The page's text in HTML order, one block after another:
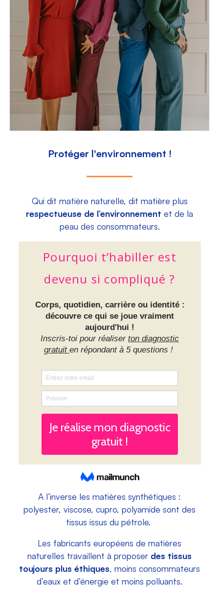
Protéger l'environnement !
Qui dit matière naturelle, dit matière plus
respectueuse de l’environnement et de la
peau des consommateurs.
A l’inverse les matières synthétiques :
polyester, viscose, cupro, polyamide sont des
tissus issus du pétrole.
Les fabricants européens de matières
naturelles travaillent à proposer des tissus
toujours plus éthiques, moins consommateurs
d’eaux et d’énergie et moins polluants.